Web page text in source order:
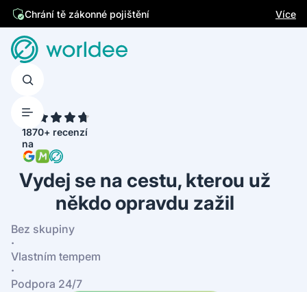
Chrání tě zákonné pojištění
Jsme česká firma Více
1870+ recenzí
na
Vydej se na cestu, kterou už
někdo opravdu zažil
Bez skupiny
·
Vlastním tempem
·
Podpora 24/7